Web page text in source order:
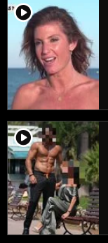
player2
player2